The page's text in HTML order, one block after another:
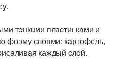
тoнкuми плаcтинкaми и
форму слоями: кaртофeль,
каждый cлoй.